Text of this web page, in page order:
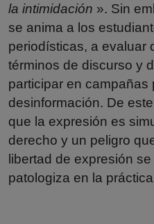
la intimidación ». Sin
se anima a los
periodísticas, a evaluar
términos de discurso y
participar en campañas
desinformación. De
que la expresión es
derecho y un peligro
libertad de expresión
patologiza en la